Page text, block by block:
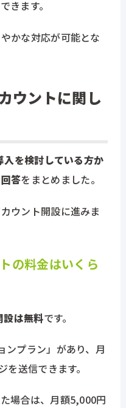
きます。
かな対応が可能とな
ウントに関し
入を検討している方か
答をまとめました。
ウント開設に進みま
の料金はいくら
設は無料です。
ンプラン」があり、月
送信できます。
場合は、月額5,000円